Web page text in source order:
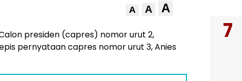
A A A
presiden (capres) nomor urut 2,
pernyataan capres nomor urut 3, Anies